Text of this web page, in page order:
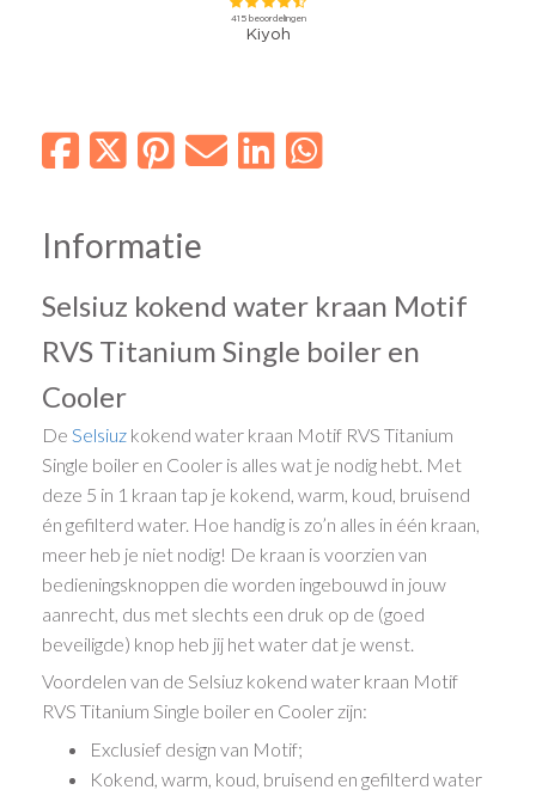
Informatie
Selsiuz kokend water kraan Motif
RVS Titanium Single boiler en
Cooler
DeSelsiuz kokend water kraan Motif RVS Titanium
Single boiler en Cooler is alles wat je nodig hebt. Met
deze 5 in 1 kraan tap je kokend, warm, koud, bruisend
én gefilterd water. Hoe handig is zo’n alles in één kraan,
meer heb je niet nodig! De kraan is voorzien van
bedieningsknoppen die worden ingebouwd in jouw
aanrecht, dus met slechts een druk op de (goed
beveiligde) knop heb jij het water dat je wenst.
Voordelen van de Selsiuz kokend water kraan Motif
RVS Titanium Single boiler en Cooler zijn:
Exclusief design van Motif;
Kokend, warm, koud, bruisend en gefilterd water